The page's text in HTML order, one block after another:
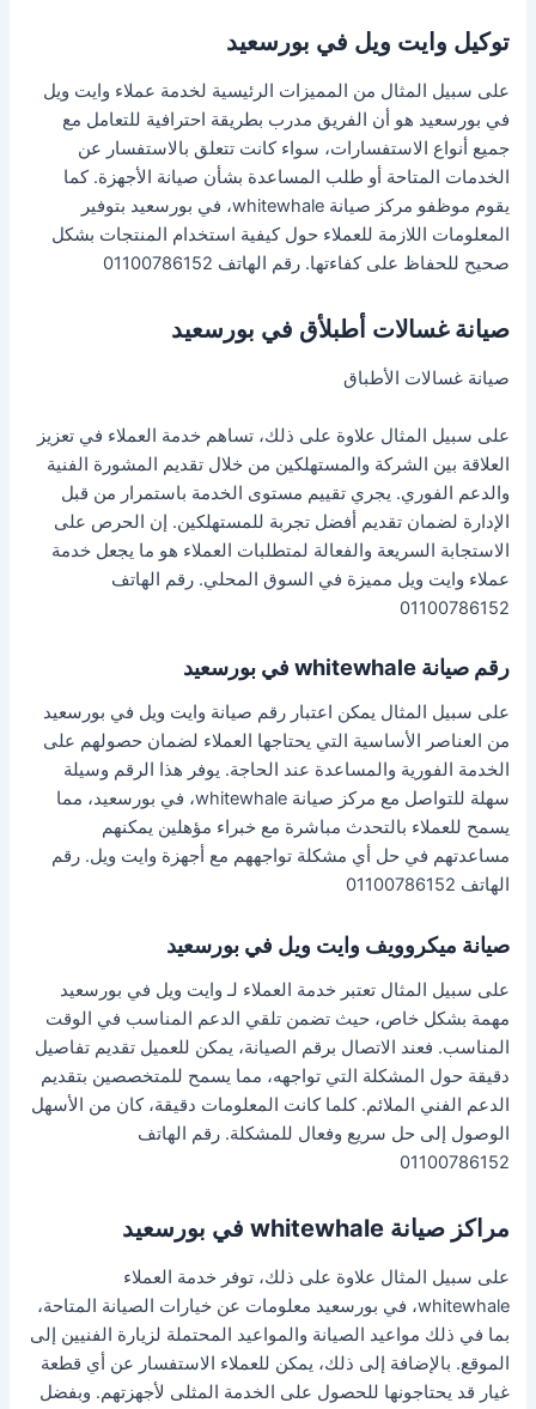
توكيل وايت ويل في بورسعيد
على سبيل المثال من المميزات الرئيسية لخدمة عملاء وايت ويل
في بورسعيد هو أن الفريق مدرب بطريقة احترافية للتعامل مع
جميع أنواع الاستفسارات، سواء كانت تتعلق بالاستفسار عن
الخدمات المتاحة أو طلب المساعدة بشأن صيانة الأجهزة. كما
يقوم موظفو مركز صيانة whitewhale، في بورسعيد بتوفير
المعلومات اللازمة للعملاء حول كيفية استخدام المنتجات بشكل
صحيح للحفاظ على كفاءتها. رقم الهاتف 01100786152
صيانة غسالات أطبلأق في بورسعيد
صيانة غسالات الأطباق
على سبيل المثال علاوة على ذلك، تساهم خدمة العملاء في تعزيز
العلاقة بين الشركة والمستهلكين من خلال تقديم المشورة الفنية
والدعم الفوري. يجري تقييم مستوى الخدمة باستمرار من قبل
الإدارة لضمان تقديم أفضل تجربة للمستهلكين. إن الحرص على
الاستجابة السريعة والفعالة لمتطلبات العملاء هو ما يجعل خدمة
عملاء وايت ويل مميزة في السوق المحلي. رقم الهاتف
01100786152
رقم صيانة whitewhale في بورسعيد
على سبيل المثال يمكن اعتبار رقم صيانة وايت ويل في بورسعيد
من العناصر الأساسية التي يحتاجها العملاء لضمان حصولهم على
الخدمة الفورية والمساعدة عند الحاجة. يوفر هذا الرقم وسيلة
سهلة للتواصل مع مركز صيانة whitewhale، في بورسعيد، مما
يسمح للعملاء بالتحدث مباشرة مع خبراء مؤهلين يمكنهم
مساعدتهم في حل أي مشكلة تواجههم مع أجهزة وايت ويل. رقم
الهاتف 01100786152
صيانة ميكروويف وايت ويل في بورسعيد
على سبيل المثال تعتبر خدمة العملاء لـ وايت ويل في بورسعيد
مهمة بشكل خاص، حيث تضمن تلقي الدعم المناسب في الوقت
المناسب. فعند الاتصال برقم الصيانة، يمكن للعميل تقديم تفاصيل
دقيقة حول المشكلة التي تواجهه، مما يسمح للمتخصصين بتقديم
الدعم الفني الملائم. كلما كانت المعلومات دقيقة، كان من الأسهل
الوصول إلى حل سريع وفعال للمشكلة. رقم الهاتف
01100786152
مراكز صيانة whitewhale في بورسعيد
على سبيل المثال علاوة على ذلك، توفر خدمة العملاء
whitewhale، في بورسعيد معلومات عن خيارات الصيانة المتاحة،
بما في ذلك مواعيد الصيانة والمواعيد المحتملة لزيارة الفنيين إلى
الموقع. بالإضافة إلى ذلك، يمكن للعملاء الاستفسار عن أي قطعة
غيار قد يحتاجونها للحصول على الخدمة المثلى لأجهزتهم. وبفضل